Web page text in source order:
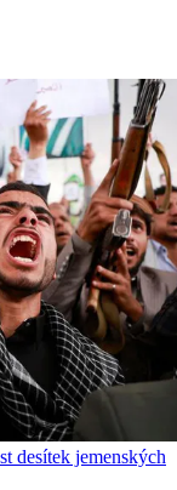
desítek jemenských